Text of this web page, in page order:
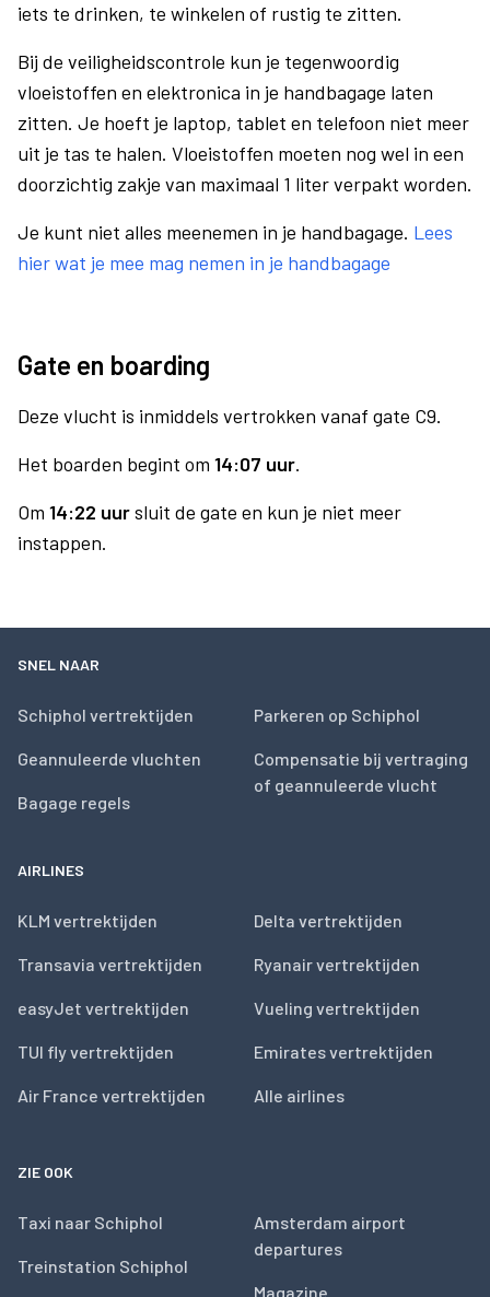
iets te drinken, te winkelen of rustig te zitten.
Bij de veiligheidscontrole kun je tegenwoordig
vloeistoffen en elektronica in je handbagage laten
zitten. Je hoeft je laptop, tablet en telefoon niet meer
uit je tas te halen. Vloeistoffen moeten nog wel in een
doorzichtig zakje van maximaal 1 liter verpakt worden.
Je kunt niet alles meenemen in je handbagage. Lees
hier wat je mee mag nemen in je handbagage
Gate en boarding
Deze vlucht is inmiddels vertrokken vanaf gate C9.
Het boarden begint om 14:07 uur.
Om 14:22 uursluit de gate en kun je niet meer
instappen.
SNEL NAAR
Schiphol vertrektijden
Geannuleerde vluchten
Bagage regels
Parkeren op Schiphol
Compensatie bij vertraging
of geannuleerde vlucht
AIRLINES
KLM vertrektijden
Transavia vertrektijden
easyJet vertrektijden
TUI fly vertrektijden
Air France vertrektijden
Delta vertrektijden
Ryanair vertrektijden
Vueling vertrektijden
Emirates vertrektijden
Alle airlines
ZIE OOK
Taxi naar Schiphol
Treinstation Schiphol
Amsterdam airport
departures
Magazine